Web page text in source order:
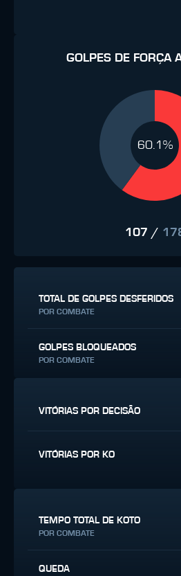
GOLPES DE FORÇA
60.1%
107 /
TOTAL DE GOLPES DESFERIDOS
POR COMBATE
GOLPES BLOQUEADOS
POR COMBATE
VITÓRIAS POR DECISÃO
VITÓRIAS POR KO
TEMPO TOTAL DE KOTO
POR COMBATE
QUEDA